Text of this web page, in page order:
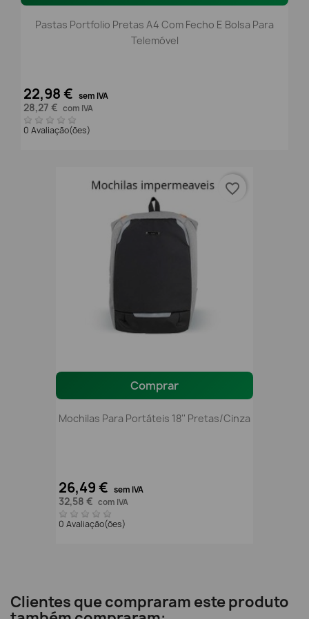
Pastas Portfolio Pretas A4 Com Fecho E Bolsa Para
Telemóvel
22,98 € sem IVA
28,27 € com IVA
0 Avaliação(ões)
Comprar
Mochilas Para Portáteis 18'' Pretas/cinza
26,49 € sem IVA
32,58 € com IVA
0 Avaliação(ões)
favorite_border
Clientes que compraram este produto